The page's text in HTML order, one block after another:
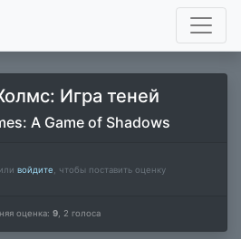
Игра теней
A Game of Shadows
войдите , чтобы поставить оценку
оценка: 9, 2 голоса